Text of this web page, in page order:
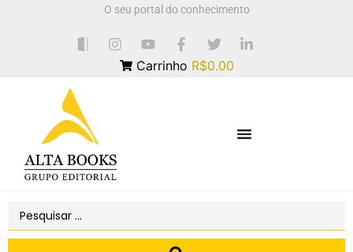
O seu portal do conhecimento
Carrinho R$0.00